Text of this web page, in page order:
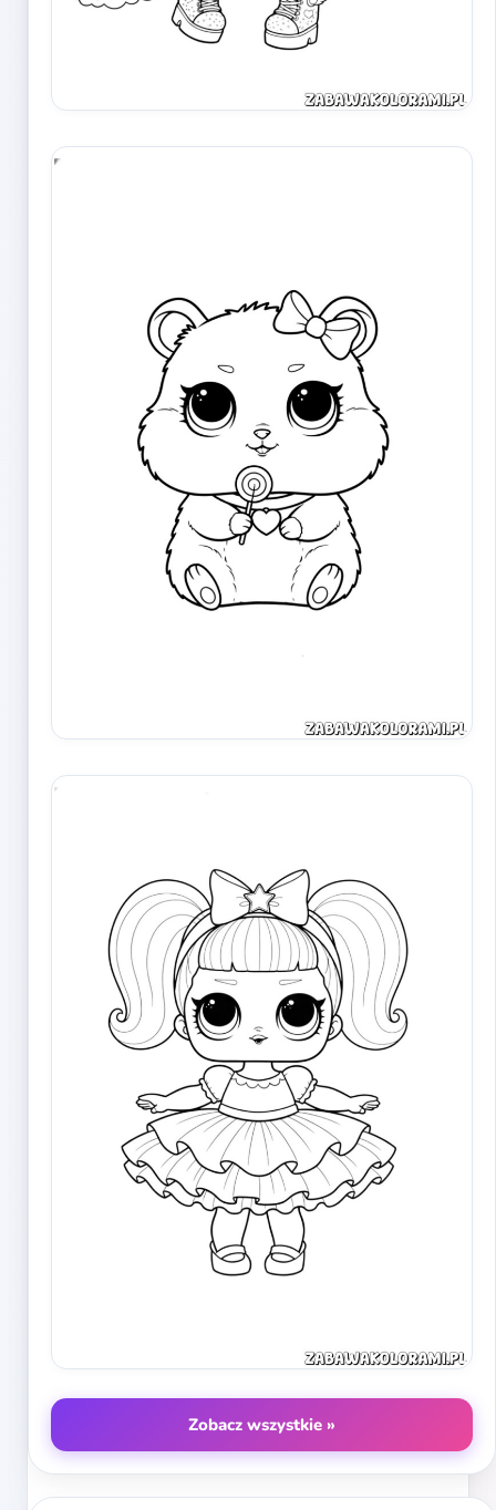
Zobacz wszystkie »